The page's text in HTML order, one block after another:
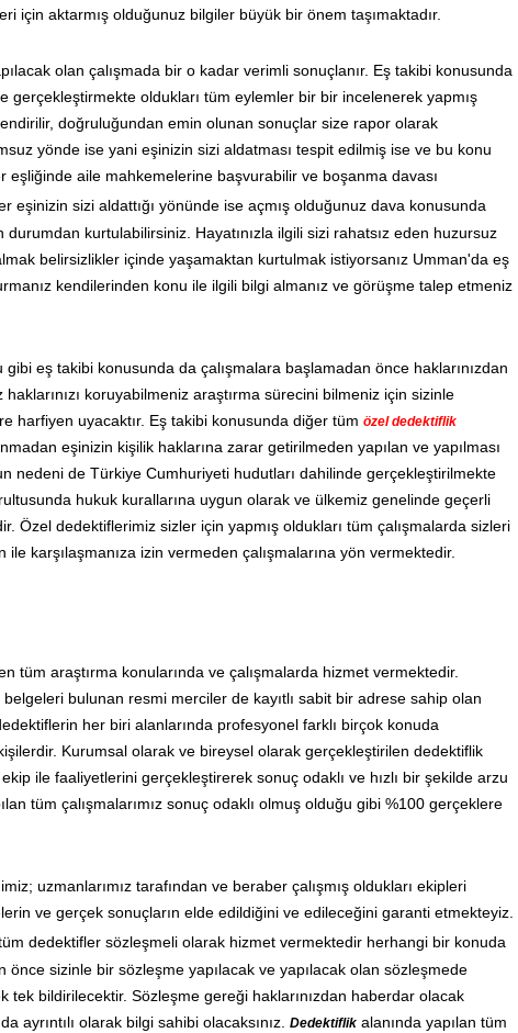
için aktarmış olduğunuz bilgiler büyük bir önem taşımaktadır.
olan çalışmada bir o kadar verimli sonuçlanır. Eş takibi konusunda
gerçekleştirmekte oldukları tüm eylemler bir bir incelenerek yapmış
doğruluğundan emin olunan sonuçlar size rapor olarak
yönde ise yani eşinizin sizi aldatması tespit edilmiş ise ve bu konu
aile mahkemelerine başvurabilir ve boşanma davası
sizi aldattığı yönünde ise açmış olduğunuz dava konusunda
kurtulabilirsiniz. Hayatınızla ilgili sizi rahatsız eden huzursuz
belirsizlikler içinde yaşamaktan kurtulmak istiyorsanız Umman'da eş
kendilerinden konu ile ilgili bilgi almanız ve görüşme talep etmeniz
eş takibi konusunda da çalışmalara başlamadan önce haklarınızdan
koruyabilmeniz araştırma sürecini bilmeniz için sizinle
harfiyen uyacaktır. Eş takibi konusunda diğer tüm özel dedektiflik
eşinizin kişilik haklarına zarar getirilmeden yapılan ve yapılması
nedeni de Türkiye Cumhuriyeti hudutları dahilinde gerçekleştirilmekte
hukuk kurallarına uygun olarak ve ülkemiz genelinde geçerli
Özel dedektiflerimiz sizler için yapmış oldukları tüm çalışmalarda sizleri
karşılaşmanıza izin vermeden çalışmalarına yön vermektedir.
tüm araştırma konularında ve çalışmalarda hizmet vermektedir.
bulunan resmi merciler de kayıtlı sabit bir adrese sahip olan
her biri alanlarında profesyonel farklı birçok konuda
Kurumsal olarak ve bireysel olarak gerçekleştirilen dedektiflik
ile faaliyetlerini gerçekleştirerek sonuç odaklı ve hızlı bir şekilde arzu
tüm çalışmalarımız sonuç odaklı olmuş olduğu gibi %100 gerçeklere
uzmanlarımız tarafından ve beraber çalışmış oldukları ekipleri
ve gerçek sonuçların elde edildiğini ve edileceğini garanti etmekteyiz.
dedektifler sözleşmeli olarak hizmet vermektedir herhangi bir konuda
önce sizinle bir sözleşme yapılacak ve yapılacak olan sözleşmede
bildirilecektir. Sözleşme gereği haklarınızdan haberdar olacak
ayrıntılı olarak bilgi sahibi olacaksınız. Dedektiflik alanında yapılan tüm